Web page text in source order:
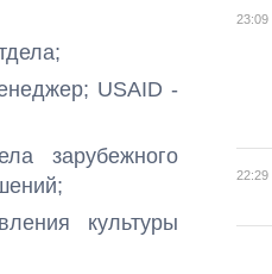
USAID -
зарубежного
культуры
23:09
22:29